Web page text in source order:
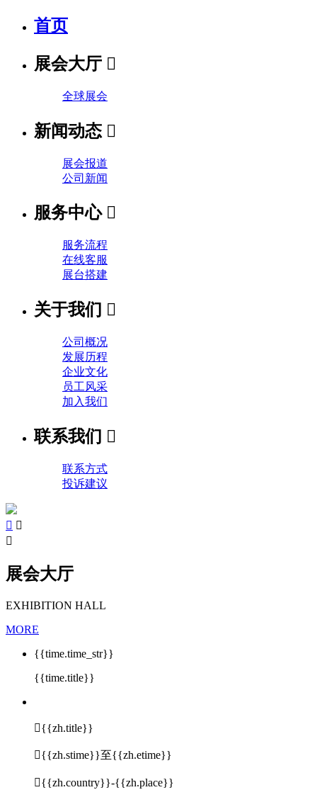
首页
展会大厅 
全球展会
新闻动态 
展会报道
公司新闻
服务中心 
服务流程
在线客服
展台搭建
关于我们 
公司概况
发展历程
企业文化
员工风采
加入我们
联系我们 
联系方式
投诉建议
 

展会大厅
EXHIBITION HALL
MORE
{{time.time_str}}
{{time.title}}
{{zh.title}}
{{zh.stime}}至{{zh.etime}}
{{zh.country}}-{{zh.place}}